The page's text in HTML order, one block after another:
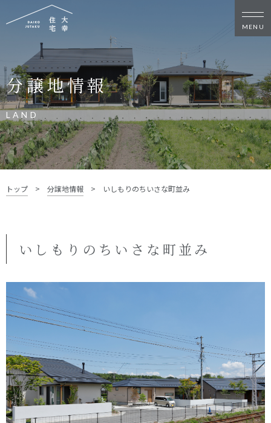
お電話でのご相談はお気軽に
TEL.0574-60-1161
資料請求・お問い合わせ
新築・リノベをお考えの方
家づくりの考え方
家づくりの流れ
施工事例
イベント
お客様の声
モデルハウス
リフォーム・リノベーション
土地をお探しの方
スタッフブログ
お知らせ
オーナー様へ
プライバシーポリシー
分譲地情報
LAND
トップ > 分譲地情報 > いしもりのちいさな町並み
いしもりのちいさな町並み